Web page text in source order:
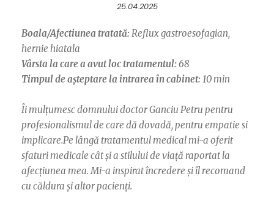
25.04.2025
Boala/Afectiunea tratată: Reflux gastroesofagian,
hernie hiatala
Vârsta la care a avut loc tratamentul: 68
Timpul de așteptare la intrarea în cabinet: 10 min
Îi mulțumesc domnului doctor Ganciu Petru pentru
profesionalismul de care dă dovadă, pentru empatie si
implicare.Pe lângă tratamentul medical mi-a oferit
sfaturi medicale cât și a stilului de viață raportat la
afecțiunea mea. Mi-a inspirat încredere și îl recomand
cu căldura și altor pacienți.